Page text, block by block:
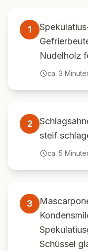
1
Nudelholz
ca. 3
2
steif
ca. 5
3
Schüssel